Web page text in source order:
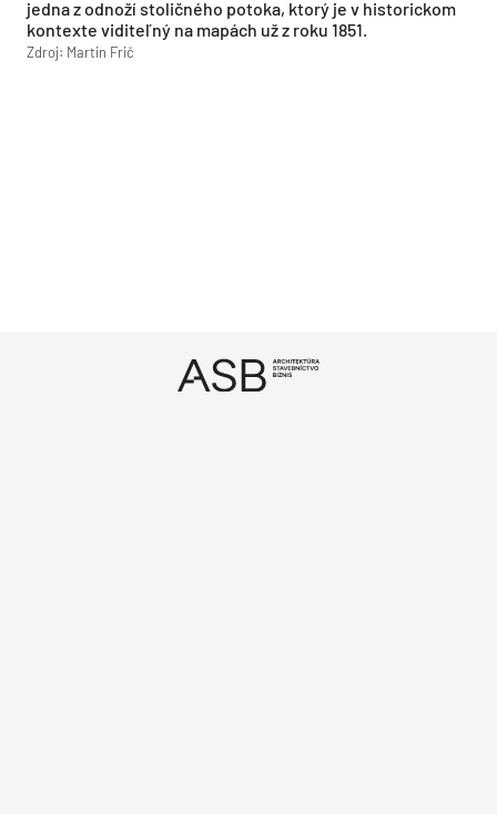
jedna z odnoží stoličného potoka, ktorý je v historickom
kontexte viditeľný na mapách už z roku 1851.
Zdroj: Martin Frič